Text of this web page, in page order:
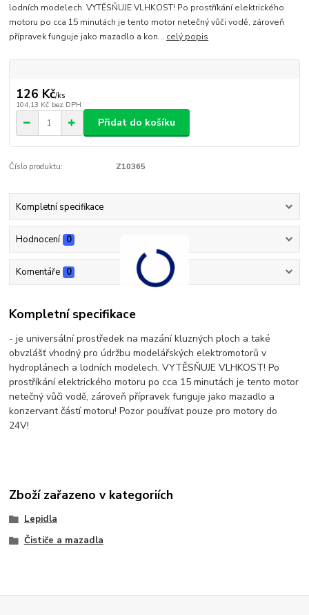
lodních modelech. VYTĚSŇUJE VLHKOST! Po prostříkání elektrického
motoru po cca 15 minutách je tento motor netečný vůči vodě, zároveň
přípravek funguje jako mazadlo a kon... celý popis
126 Kč/ks
104,13 Kč bez DPH
Přidat do košíku
Číslo produktu: Z10365
Kompletní specifikace
Hodnocení 0
Komentáře 0
Kompletní specifikace
- je universální prostředek na mazání kluzných ploch a také
obvzlášť vhodný pro údržbu modelářských elektromotorů v
hydroplánech a lodních modelech. VYTĚSŇUJE VLHKOST! Po
prostříkání elektrického motoru po cca 15 minutách je tento motor
netečný vůči vodě, zároveň přípravek funguje jako mazadlo a
konzervant částí motoru! Pozor používat pouze pro motory do
24V!
Zboží zařazeno v kategoriích
Lepidla
Čističe a mazadla